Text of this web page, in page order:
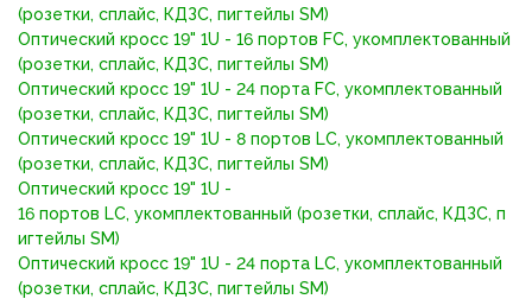
(розетки, сплайс, КДЗС, пигтейлы SM)
Оптический кросс 19" 1U - 16 портов FC, укомплектованный
(розетки, сплайс, КДЗС, пигтейлы SM)
Оптический кросс 19" 1U - 24 порта FC, укомплектованный
(розетки, сплайс, КДЗС, пигтейлы SM)
Оптический кросс 19" 1U - 8 портов LC, укомплектованный
(розетки, сплайс, КДЗС, пигтейлы SM)
Оптический кросс 19" 1U -
16 портов LC, укомплектованный (розетки, сплайс, КДЗС, п
игтейлы SM)
Оптический кросс 19" 1U - 24 порта LC, укомплектованный
(розетки, сплайс, КДЗС, пигтейлы SM)